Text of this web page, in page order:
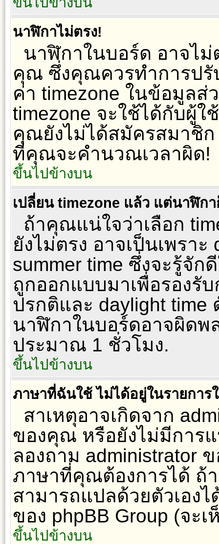
นาฬิกาไม่ตรง!
นาฬิกาในบอร์ด อาจไม่
คุณ ซึ่งคุณควรทำการปรั
ค่า timezone ในข้อมูล
timezone จะใช้ได้กับผู้
คุณยังไม่ได้สมัครสมาชิ
ที่คุณจะคำนวณเวลาผิด!
ขึ้นไปข้างบน
เปลี่ยน timezone แล้ว แต่นาฬิกา
ถ้าคุณแน่ใจว่าเลือก
ยังไม่ตรง อาจเป็นเพรา
summer time ซึ่งจะรู้จั
ถูกออกแบบมาเพื่อรองรั
ปรกติและ daylight
นาฬิกาในบอร์ดอาจผิด
ประมาณ 1 ชั่วโมง.
ขึ้นไปข้างบน
ภาษาที่ฉันใช้ ไม่ได้อยู่ในรายการ
สาเหตุอาจเกิดจาก
ของคุณ หรือยังไม่มีการ
ลองถาม administrator
ภาษาที่คุณต้องการได้ ถ้
สามารถแปลด้วยตัวเอง
ของ phpBB Group (จะ
ขึ้นไปข้างบน